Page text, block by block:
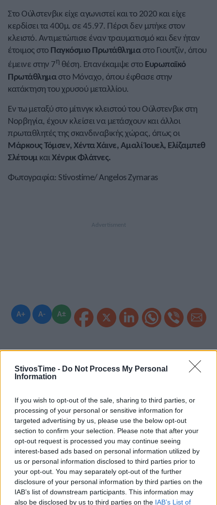
StivosTime - Do Not Process My Personal
Information
If you wish to opt-out of the sale, sharing to third parties, or
processing of your personal or sensitive information for
targeted advertising by us, please use the below opt-out
section to confirm your selection. Please note that after your
opt-out request is processed you may continue seeing
interest-based ads based on personal information utilized by
us or personal information disclosed to third parties prior to
your opt-out. You may separately opt-out of the further
disclosure of your personal information by third parties on the
IAB’s list of downstream participants. This information may
also be disclosed by us to third parties on the IAB’s List of
A+ A- A±
Στο Ούλστενβικ είχε αγωνιστεί και το 2020 και είχε
κερδίσει τα 400μ. σε 45.97. Πέρσι δεν μπήκε στον
κλειστό. Αντιμετώπισε έναν τραυματισμό και δεν ήταν
έτοιμος στο Παγκόσμιο Πρωτάθλημαστο Γιουτζίν, όπου
έμεινε στην 7η θέση. Επανέκαμψε στο Ευρωπαϊκό
Πρωτάθλημα στο Μόναχο, όπου έφθασε στην
κατάκτηση του χρυσού μεταλλίου.
Εν τω μεταξύ στο μίτινγκ κλειστού του Ούλστενβικ στη
Νορβηγία, έχουν κλείσει να μετάσχουν και άλλοι
πρωταθλητές της σκανδιναβικής χώρας, όπως οι
Μάρκους Τόμσεν, Χέντα Χάινε,Αμαλί Ίουελ, Ελίζαμπεθ
ΣλέτουμκαιΧένρικ Φλάτνες.
Φωτογραφία: Stivostime/ Angelos Zymaras
Εγγραφείτε στο Stivostime των